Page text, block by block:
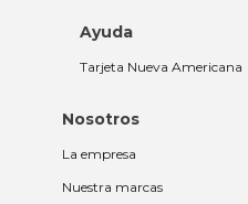
Ayuda
Tarjeta Nueva Americana
Nosotros
La empresa
Nuestra marcas